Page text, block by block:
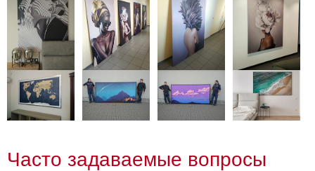
Часто задаваемые вопросы